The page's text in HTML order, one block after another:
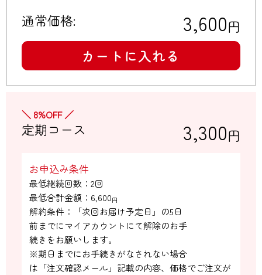
通常価格: 3,600円
カートに入れる
＼ 8%OFF ／
定期コース 3,300円
お申込み条件
最低継続回数：2回
最低合計金額： 6,600円
解約条件：「次回お届け予定日」の5日
前までにマイアカウントにて解除のお手
続きをお願いします。
※期日までにお手続きがなされない場合
は「注文確認メール」記載の内容、価格でご注文が